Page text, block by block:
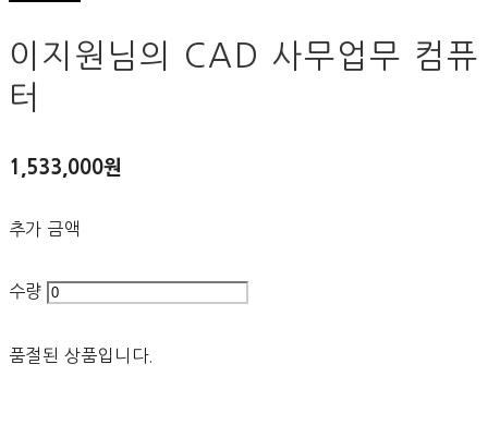
이지원님의 CAD 사무업무 컴퓨
터
1,533,000원
추가 금액
수량
품절된 상품입니다.